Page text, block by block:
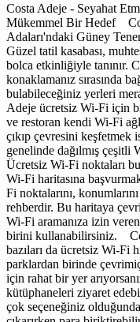
Costa Adeje - Seyahat
Mükemmel Bir Hedef
Adaları'ndaki Güney
Güzel tatil kasabası,
bolca etkinliğiyle tanınır.
konaklamanız sırasında
bulabileceğiniz yerleri
Adeje ücretsiz Wi-Fi için
ve restoran kendi Wi-Fi
çıkıp çevresini
genelinde dağılmış
Ücretsiz Wi-Fi noktaları
Wi-Fi haritasına
Fi noktalarını,
rehberdir. Bu haritaya
Wi-Fi aramanıza izin
birini kullanabilirsiniz.
bazıları da ücretsiz Wi-Fi
parklardan birinde
için rahat bir yer
kütüphaneleri ziyaret
çok seçeneğiniz